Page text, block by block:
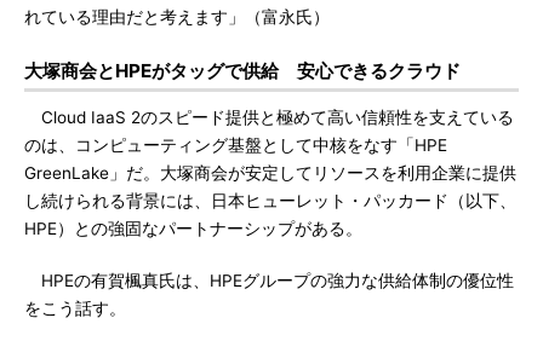
れている理由だと考えます」（富永氏）
大塚商会とHPEがタッグで供給 安心できるクラウド
Cloud IaaS 2のスピード提供と極めて高い信頼性を支えている
のは、コンピューティング基盤として中核をなす「HPE
GreenLake」だ。大塚商会が安定してリソースを利用企業に提供
し続けられる背景には、日本ヒューレット・パッカード（以下、
HPE）との強固なパートナーシップがある。
HPEの有賀楓真氏は、HPEグループの強力な供給体制の優位性
をこう話す。